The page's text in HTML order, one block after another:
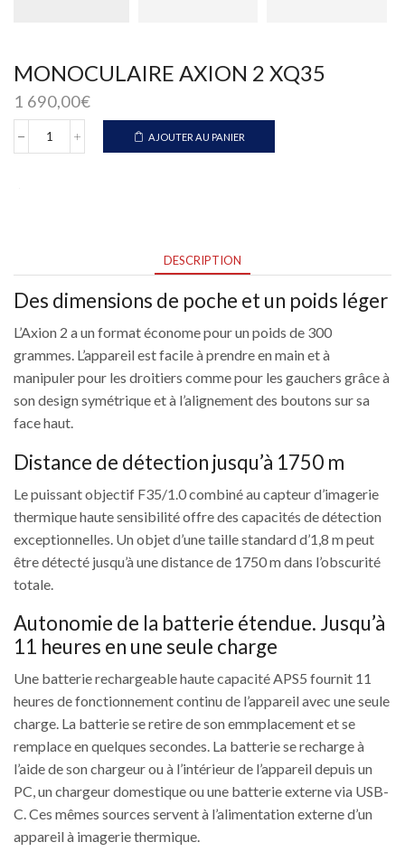
MONOCULAIRE AXION 2 XQ35
1 690,00€
quantité
AJOUTER AU PANIER
DESCRIPTION
Des dimensions de poche et un poids léger
L’Axion 2 a un format économe pour un poids de 300
grammes. L’appareil est facile à prendre en main et à
manipuler pour les droitiers comme pour les gauchers grâce à
son design symétrique et à l’alignement des boutons sur sa
face haut.
Distance de détection jusqu’à 1750 m
Le puissant objectif F35/1.0 combiné au capteur d’imagerie
thermique haute sensibilité offre des capacités de détection
exceptionnelles. Un objet d’une taille standard d’1,8 m peut
être détecté jusqu’à une distance de 1750 m dans l’obscurité
totale.
Autonomie de la batterie étendue. Jusqu’à
11 heures en une seule charge
Une batterie rechargeable haute capacité APS5 fournit 11
heures de fonctionnement continu de l’appareil avec une seule
charge. La batterie se retire de son emmplacement et se
remplace en quelques secondes. La batterie se recharge à
l’aide de son chargeur ou à l’intérieur de l’appareil depuis un
PC, un chargeur domestique ou une batterie externe via USB-
C. Ces mêmes sources servent à l’alimentation externe d’un
appareil à imagerie thermique.